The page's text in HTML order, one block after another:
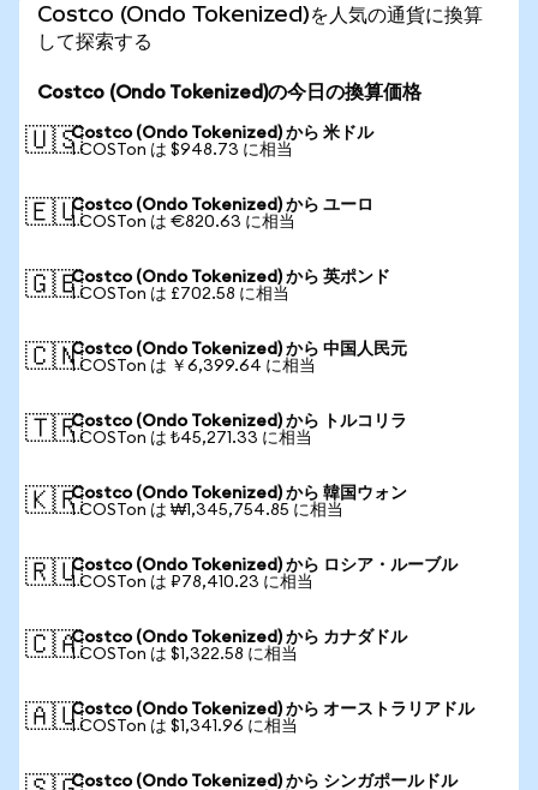
Costco (Ondo Tokenized)を人気の通貨に換算
して探索する
Costco (Ondo Tokenized)の今日の換算価格
🇺🇸Costco (Ondo Tokenized) から 米ドル
1 COSTon は $948.73 に相当
🇪🇺Costco (Ondo Tokenized) から ユーロ
1 COSTon は €820.63 に相当
🇬🇧Costco (Ondo Tokenized) から 英ポンド
1 COSTon は £702.58 に相当
🇨🇳Costco (Ondo Tokenized) から 中国人民元
1 COSTon は ￥6,399.64 に相当
🇹🇷Costco (Ondo Tokenized) から トルコリラ
1 COSTon は ₺45,271.33 に相当
🇰🇷Costco (Ondo Tokenized) から 韓国ウォン
1 COSTon は ₩1,345,754.85 に相当
🇷🇺Costco (Ondo Tokenized) から ロシア・ルーブル
1 COSTon は ₽78,410.23 に相当
🇨🇦Costco (Ondo Tokenized) から カナダドル
1 COSTon は $1,322.58 に相当
🇦🇺Costco (Ondo Tokenized) から オーストラリアドル
1 COSTon は $1,341.96 に相当
Costco (Ondo Tokenized) から シンガポールドル